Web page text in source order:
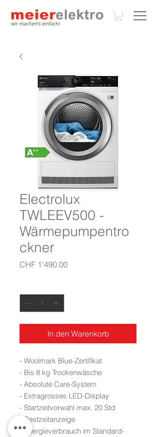
Electrolux
TWLEEV500 -
Wärmepumpentro
ckner
CHF 1'490.00Preis
In den Warenkorb
- Woolmark Blue-Zertifikat
- Bis 8 kg Trockenwäsche
- Absolute Care-System
- Extragrosses LED-Display
- Startzeitvorwahl max. 20 Std
- Restzeitanzeige
- Energieverbrauch im Standard-